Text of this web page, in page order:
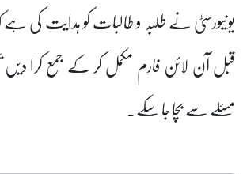
یونیورسٹی نے طلبہ و طالبات کو ہدایت کی
قبل آن لائن فارم مکمل کر کے جمع کرا دیں
مسئلے سے بچا جا سکے۔